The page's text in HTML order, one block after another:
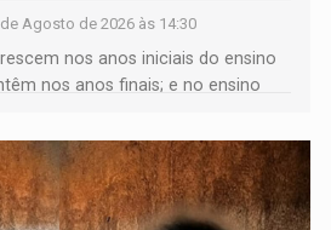
Agosto de 2026 às 14:30
nos anos iniciais do ensino
nos anos finais; e no ensino